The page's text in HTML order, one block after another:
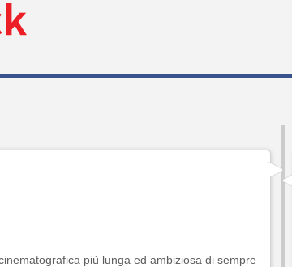
più lunga ed ambiziosa di sempre